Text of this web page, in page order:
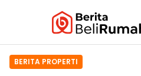
BERITA PROPERTI